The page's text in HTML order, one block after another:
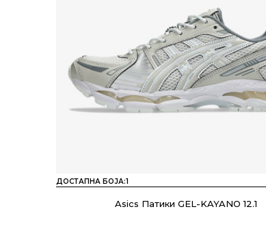
ДОСТАПНА БОЈА:1
Asics Патики GEL-KAYANO 12.1